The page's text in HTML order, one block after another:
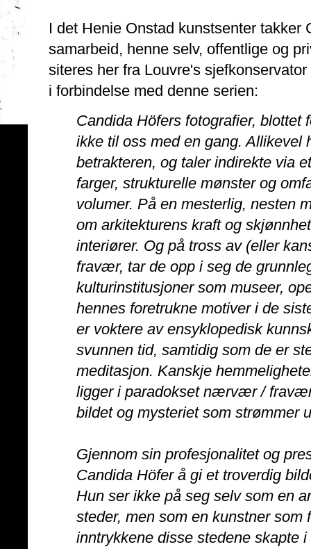
I det Henie Onstad kunstsenter takker
samarbeid, henne selv, offentlige og
siteres her fra Louvre's
i forbindelse med denne serien:
Candida Höfers fotografier,
ikke til oss med en gang. Allikevel
betrakteren, og taler indirekte via
farger, strukturelle mønster og
volumer. På en mesterlig, nesten
om arkitekturens kraft og
interiører. Og på tross av (eller
fravær, tar de opp i seg de
kulturinstitusjoner som museer,
hennes foretrukne motiver i de
er voktere av ensyklopedisk
svunnen tid, samtidig som de er
meditasjon. Kanskje
ligger i paradokset nærvær /
bildet og mysteriet som strømmer
Gjennom sin profesjonalitet og
Candida Höfer å gi et troverdig
Hun ser ikke på seg selv som en
steder, men som en kunstner
inntrykkene disse stedene skapte